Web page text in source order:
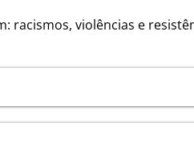
violências e